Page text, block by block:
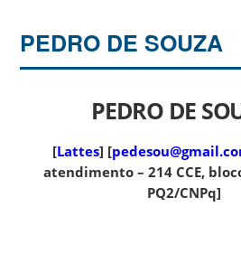
PEDRO DE SOUZA
PEDRO DE
[Lattes] [
atendimento – 214 CCE,
PQ2/CNPq]